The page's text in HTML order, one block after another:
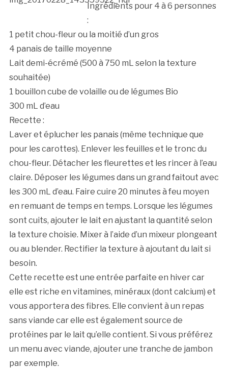
Ingrédients pour 4 à 6 personnes
:
1 petit chou-fleur ou la moitié d’un gros
4 panais de taille moyenne
Lait demi-écrémé (500 à 750 mL selon la texture
souhaitée)
1 bouillon cube de volaille ou de légumes Bio
300 mL d’eau
Recette :
Laver et éplucher les panais (même technique que
pour les carottes). Enlever les feuilles et le tronc du
chou-fleur. Détacher les fleurettes et les rincer à l’eau
claire. Déposer les légumes dans un grand faitout avec
les 300 mL d’eau. Faire cuire 20 minutes à feu moyen
en remuant de temps en temps. Lorsque les légumes
sont cuits, ajouter le lait en ajustant la quantité selon
la texture choisie. Mixer à l’aide d’un mixeur plongeant
ou au blender. Rectifier la texture à ajoutant du lait si
besoin.
Cette recette est une entrée parfaite en hiver car
elle est riche en vitamines, minéraux (dont calcium) et
vous apportera des fibres. Elle convient à un repas
sans viande car elle est également source de
protéines par le lait qu’elle contient. Si vous préférez
un menu avec viande, ajouter une tranche de jambon
par exemple.